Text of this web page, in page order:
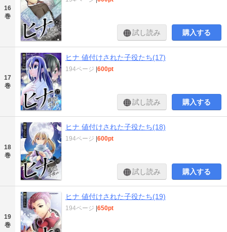
16
巻
試し読み 購入する
17
巻
ヒナ 値付けされた子役たち(17)
194ページ |600pt
試し読み 購入する
18
巻
ヒナ 値付けされた子役たち(18)
194ページ |600pt
試し読み 購入する
19
巻
ヒナ 値付けされた子役たち(19)
194ページ |650pt